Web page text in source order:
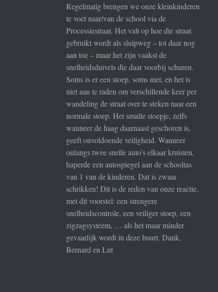
Regelmatig brengen we onze kleinkinderen
te voet naar/van de school via de
Processiestraat. Het valt op hoe die straat
gebruikt wordt als sluipweg – tot daar nog
aan toe – maar het zijn vaakst de
snelheidsduivels die daar voorbij schuren.
Soms is er een stoep, soms niet, en het is
niet aan te raden om verschillende keer per
wandeling de straat over te steken naar een
normale stoep. Het smalle stoepje, zelfs
wanneer de haag daarnaast geschoren is,
geeft onvoldoende veiligheid. Wanneer
onlangs twee snelle auto’s elkaar kruisten,
haperde een autospiegel aan de schooltas
van 1 van de kinderen. Dat is zwaar
schrikken! Dit is de reden van onze reactie,
met dit voorstel: een strengere
snelheidscontrole, een veiliger stoep, een
zigzagsysteem, … als het maar minder
gevaarlijk wordt in deze buurt. Dank,
Bernard en Lut